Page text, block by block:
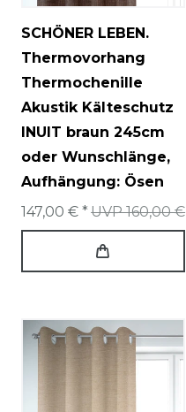
SCHÖNER LEBEN.
Thermovorhang
Thermochenille
Akustik Kälteschutz
INUIT braun 245cm
oder Wunschlänge,
Aufhängung: Ösen
UVP 160,00 €
147,00 € *